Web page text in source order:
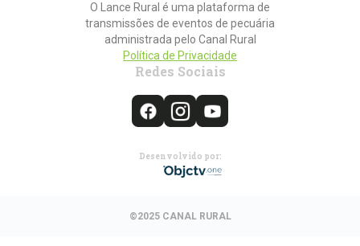
O Lance Rural é uma plataforma de
transmissões de eventos de pecuária
administrada pelo Canal Rural
Política de Privacidade
Redes Sociais
Desenvolvido por:
©2025 CANAL RURAL